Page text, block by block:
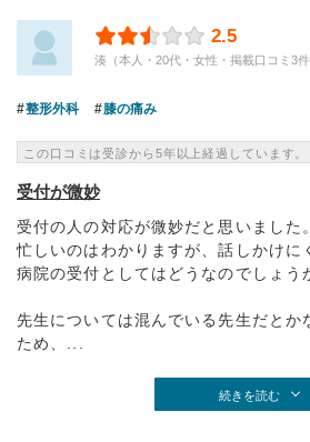
2.5
湊（本人・20代・女性・掲載口コミ3件
整形外科 膝の痛み
この口コミは受診から5年以上経過しています。
受付が微妙
受付の人の対応が微妙だと思いました。
忙しいのはわかりますが、話しかけに
病院の受付としてはどうなのでしょう
先生については混んでいる先生だとか
ため、...
続きを読む